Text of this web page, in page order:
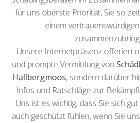
für uns oberste Priorität, Sie so
einem
Unsere Internetpräsenz offeriert
und prompte Vermittlung von
Hallbergmoos, sondern darüber
Infos und Ratschläge zur
Uns ist es wichtig, dass Sie sich
auch geschützt fühlen, wenn Sie